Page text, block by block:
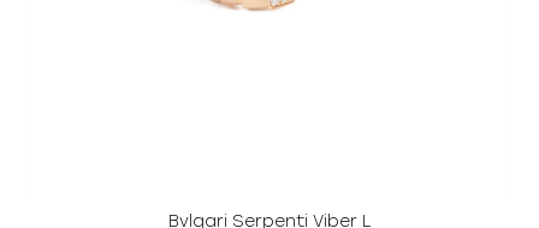
Bvlgari Serpenti Viber L